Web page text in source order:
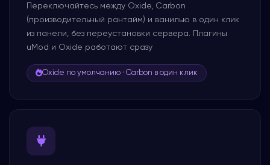
Переключайтесь между Oxide, Carbon
(производительный рантайм) и ванилью в один клик
из панели, без переустановки сервера. Плагины
uMod и Oxide работают сразу
Oxide по умолчанию · Carbon в один клик